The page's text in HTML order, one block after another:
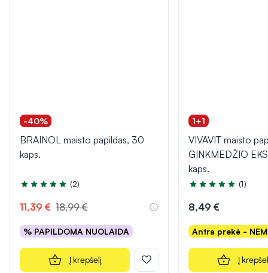
-40%
BRAINOL maisto papildas, 30
kaps.
Įvertinimas 5.0 iš 5
(2)
11,39 € 18,99 €
% PAPILDOMA NUOLAIDA
Į krepšelį
1+1
VIVAVIT maisto
GINKMEDŽIO
kaps.
Įvertinimas 5.0 iš 5
(1)
8,49 €
Antra prekė -
Į